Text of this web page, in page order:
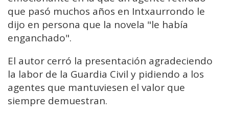
que pasó muchos años en Intxaurrondo le
dijo en persona que la novela "le había
enganchado".
El autor cerró la presentación agradeciendo
la labor de la Guardia Civil y pidiendo a los
agentes que mantuviesen el valor que
siempre demuestran.